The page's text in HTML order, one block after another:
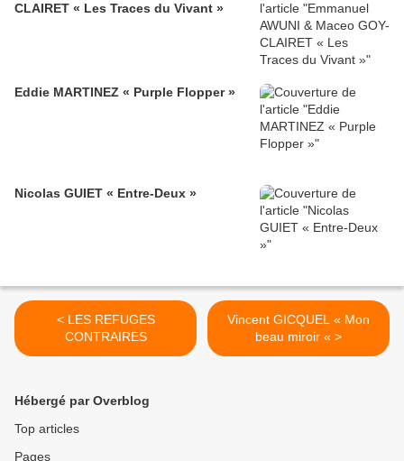
CLAIRET « Les Traces du Vivant »
Eddie MARTINEZ « Purple Flopper »
Nicolas GUIET « Entre-Deux »
< LES REFUGES
CONTRAIRES
Vincent GICQUEL « Mon
beau miroir « >
Hébergé par Overblog
Top articles
Pages